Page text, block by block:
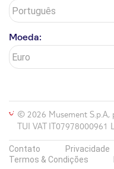
Moeda:
© 2026 Musement S.p.A,
TUI VAT IT07978000961
Contato Privacidade
Termos & Condições